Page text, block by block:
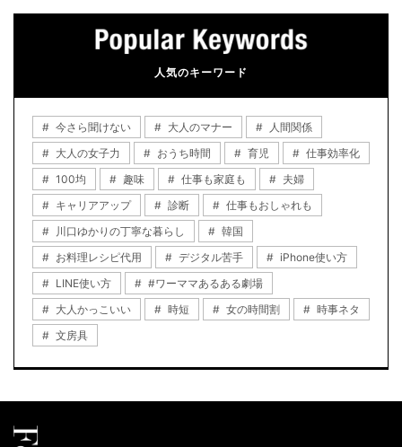
人気のキーワード
今さら聞けない 大人のマナー
人間関係
大人の女子力
おうち時間 育児
仕事効率化
100均
趣味 仕事も家庭も
夫婦
キャリアアップ
診断
仕事もおしゃれも
川口ゆかりの丁寧な暮らし
韓国
お料理レシピ代用
デジタル苦手
iPhone使い方
LINE使い方
#ワーママあるある劇場
大人かっこいい
時短 女の時間割
時事ネタ
文房具